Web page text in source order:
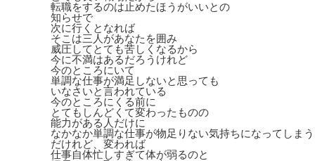
転職をするのは止めたほうがいいとの
知らせで
次に行くとなれば
そこは三人があなたを囲み
威圧してとても苦しくなるから
今に不満はあるだろうけれど
今のところにいて
単調な仕事が満足しないと思っても
いなさいと言われている
今のところにくる前に
とてもしんどくて変わったものの
能力がある人だけに
なかなか単調な仕事が物足りない気持ちになってしまう
だけれど、変われば
仕事自体忙しすぎて体が弱るのと